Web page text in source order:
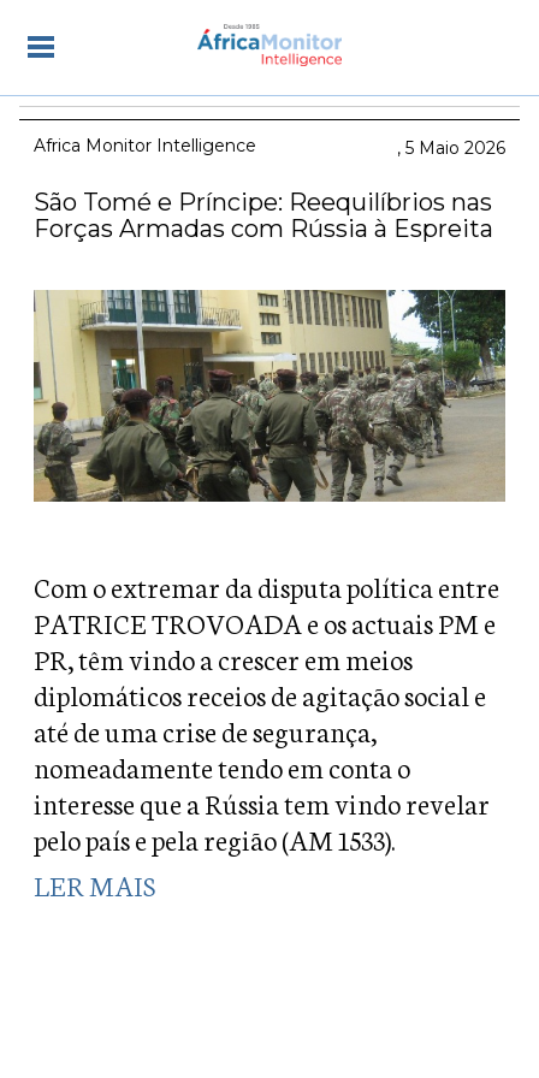
Africa Monitor Intelligence 5 Maio 2026
São Tomé e Príncipe: Reequilíbrios nas
Forças Armadas com Rússia à Espreita
Com o extremar da disputa política entre
PATRICE TROVOADA e os actuais PM e
PR, têm vindo a crescer em meios
diplomáticos receios de agitação social e
até de uma crise de segurança,
nomeadamente tendo em conta o
interesse que a Rússia tem vindo revelar
pelo país e pela região (AM 1533).
LER MAIS